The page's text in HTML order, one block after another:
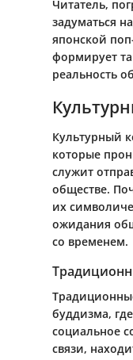
Читатель,
задуматься
японской
формирует
реальность
Культурный
которые
служит
обществе.
их
ожидания
со временем.
буддизма,
социальное
связи,